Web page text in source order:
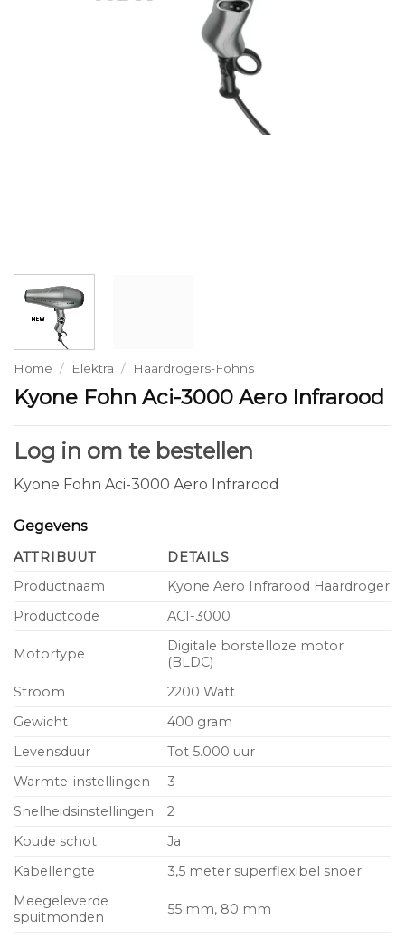
Home / Elektra / Haardrogers-Föhns
Kyone Fohn Aci-3000 Aero Infrarood
Log in om te bestellen
Kyone Fohn Aci-3000 Aero Infrarood
Gegevens
ATTRIBUUT
DETAILS
Productnaam
Kyone Aero Infrarood Haardroger
Productcode
ACI-3000
Motortype
Digitale borstelloze motor
(BLDC)
Stroom
2200 Watt
Gewicht
400 gram
Levensduur
Tot 5.000 uur
Warmte-instellingen
3
Snelheidsinstellingen
2
Koude schot
Ja
Kabellengte
3,5 meter superflexibel snoer
Meegeleverde
spuitmonden
55 mm, 80 mm